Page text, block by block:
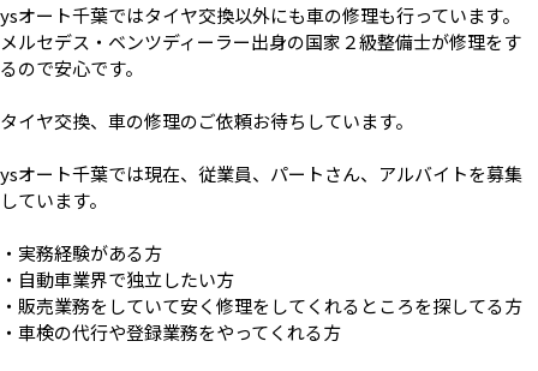
ysオート千葉ではタイヤ交換以外にも車の修理も行っています。
メルセデス・ベンツディーラー出身の国家２級整備士が修理をす
るので安心です。
タイヤ交換、車の修理のご依頼お待ちしています。
ysオート千葉では現在、従業員、パートさん、アルバイトを募集
しています。
・実務経験がある方
・自動車業界で独立したい方
・販売業務をしていて安く修理をしてくれるところを探してる方
・車検の代行や登録業務をやってくれる方